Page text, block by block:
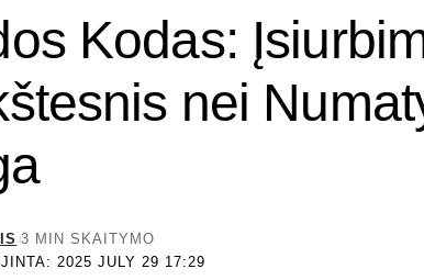
Kodas:
nei
2025 JULY 29 17:29
3 MIN SKAITYMO